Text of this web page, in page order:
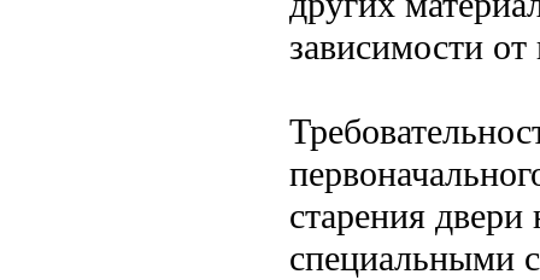
зависимости
старения
специальными